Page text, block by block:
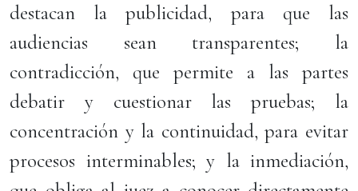
destacan la publicidad, para que las
audiencias sean transparentes; la
contradicción, que permite a las partes
debatir y cuestionar las pruebas; la
concentración y la continuidad, para evitar
procesos interminables; y la inmediación,